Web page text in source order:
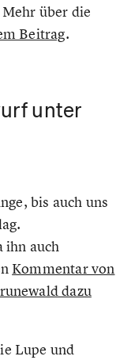
über die
Beitrag.
unter
bis auch uns
ihn auch
Kommentar von
dazu
Lupe und